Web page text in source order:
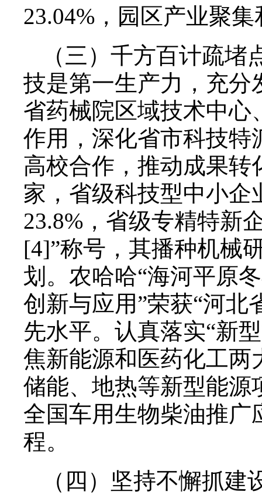
23.04%，园区产业聚
（三）千方百计疏
技是第一生产力，充分
省药械院区域技术中心
作用，深化省市科技特
高校合作，推动成果转
家，省级科技型中小企
23.8%，省级专精特新
[4]”称号，其播种机械
划。农哈哈“海河平原
创新与应用”荣获“河北
先水平。认真落实“新
焦新能源和医药化工两
储能、地热等新型能源
全国车用生物柴油推广
程。
（四）坚持不懈抓